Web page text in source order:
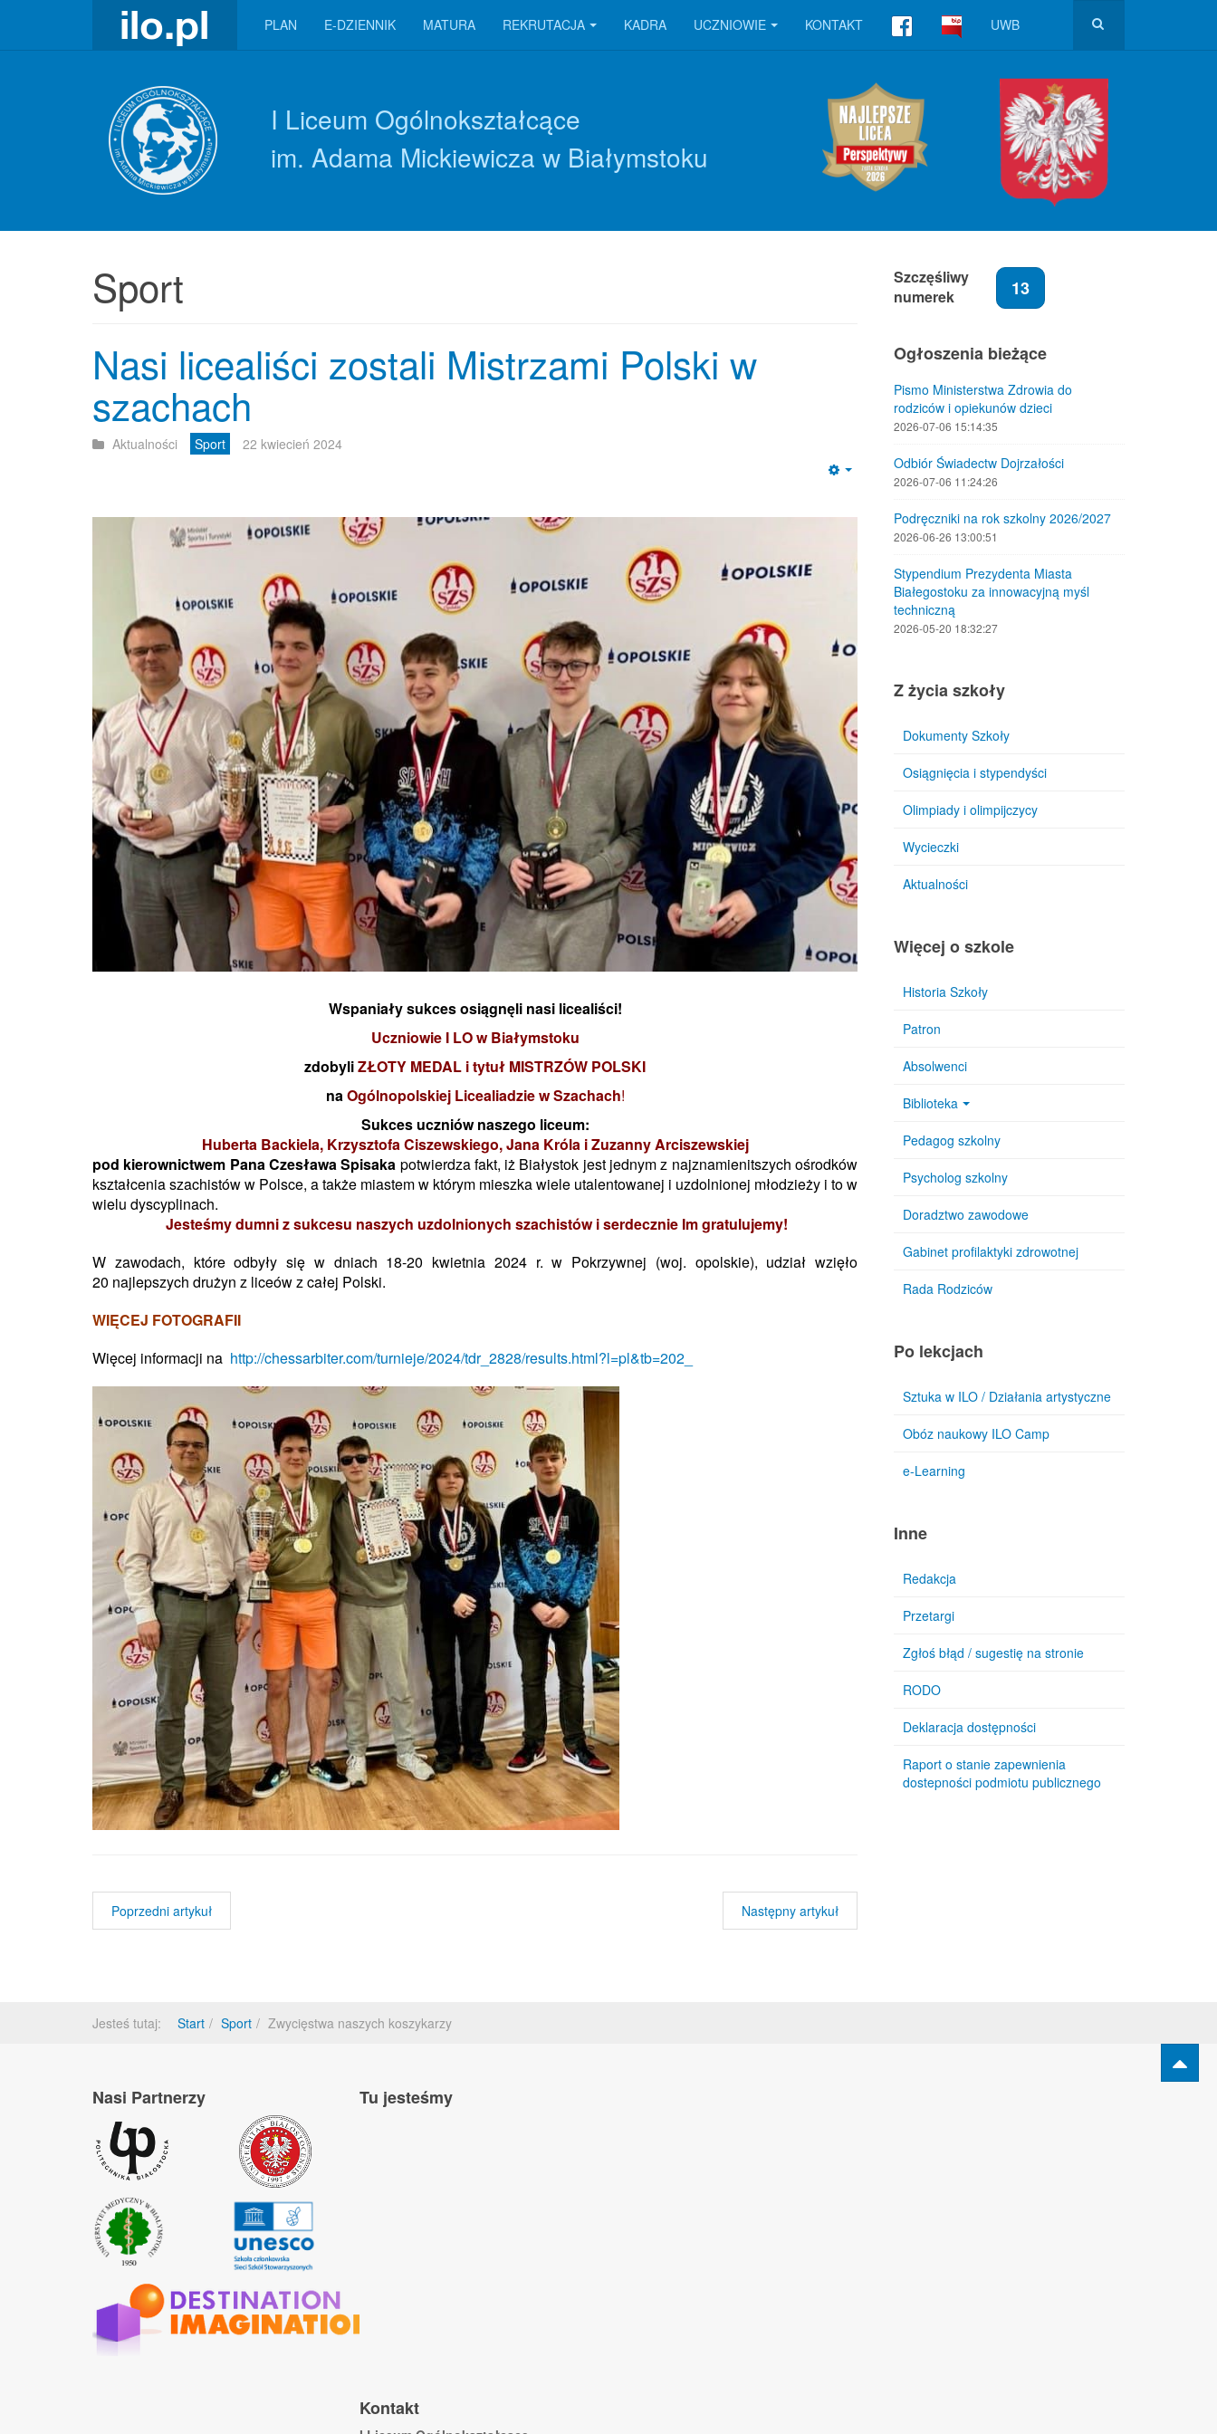
PLAN E-DZIENNIK MATURA REKRUTACJA KADRA UCZNIOWIE KONTAKT UWB
I Liceum Ogólnokształcące
im. Adama Mickiewicza w Białymstoku
Sport
Nasi licealiści zostali Mistrzami Polski w
szachach
Aktualności Sport 22 kwiecień 2024
Wspaniały sukces osiągnęli nasi licealiści!
Uczniowie I LO w Białymstoku
zdobyliZŁOTY MEDAL i tytuł MISTRZÓW POLSKI
naOgólnopolskiej Licealiadzie w Szachach!
Sukces uczniów naszego liceum:
Huberta Backiela, Krzysztofa Ciszewskiego, Jana Króla i Zuzanny Arciszewskiej
pod kierownictwem Pana Czesława Spisaka potwierdza fakt, iż Białystok jest jednym z najznamienitszych ośrodków
kształcenia szachistów w Polsce, a także miastem w którym mieszka wiele utalentowanej i uzdolnionej młodzieży i to w
wielu dyscyplinach.
Jesteśmy dumni z sukcesu naszych uzdolnionych szachistów i serdecznie Im gratulujemy!
W zawodach, które odbyły się w dniach 18-20 kwietnia 2024 r. w Pokrzywnej (woj. opolskie), udział wzięło
20 najlepszych drużyn z liceów z całej Polski.
WIĘCEJ FOTOGRAFII
Więcej informacji na http://chessarbiter.com/turnieje/2024/tdr_2828/results.html?l=pl&tb=202_
Poprzedni artykuł Następny artykuł
Szczęśliwy
numerek
13
Ogłoszenia bieżące
Pismo Ministerstwa Zdrowia do
rodziców i opiekunów dzieci
2026-07-06 15:14:35
Odbiór Świadectw Dojrzałości
2026-07-06 11:24:26
Podręczniki na rok szkolny 2026/2027
2026-06-26 13:00:51
Stypendium Prezydenta Miasta
Białegostoku za innowacyjną myśl
techniczną
2026-05-20 18:32:27
Z życia szkoły
Dokumenty Szkoły
Osiągnięcia i stypendyści
Olimpiady i olimpijczycy
Wycieczki
Aktualności
Więcej o szkole
Historia Szkoły
Patron
Absolwenci
Biblioteka
Pedagog szkolny
Psycholog szkolny
Doradztwo zawodowe
Gabinet profilaktyki zdrowotnej
Rada Rodziców
Po lekcjach
Sztuka w ILO / Działania artystyczne
Obóz naukowy ILO Camp
e-Learning
Inne
Redakcja
Przetargi
Zgłoś błąd / sugestię na stronie
RODO
Deklaracja dostępności
Raport o stanie zapewnienia
dostepności podmiotu publicznego
Jesteś tutaj: Start Sport Zwycięstwa naszych koszykarzy
Nasi Partnerzy Tu jesteśmy
Kontakt